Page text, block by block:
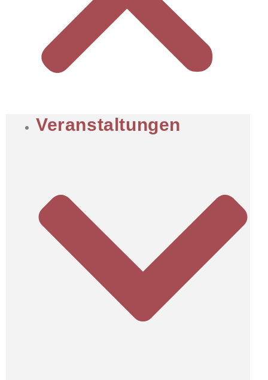
Veranstaltungen